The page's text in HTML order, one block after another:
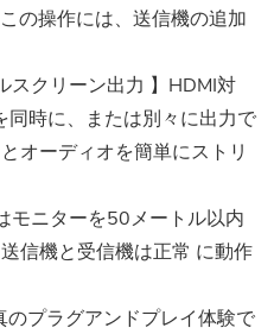
の操作には、送信機の追加
スクリーン出力 】HDMI対
時に、または別々に出力で
オーディオを簡単にストリ
モニターを50メートル以内
信機と受信機は正常 に動作
のプラグアンドプレイ体験で